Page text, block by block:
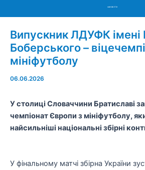
Menu
Випускник ЛДУФК імені
Боберського –
мініфутболу
06.06.2026
У столиці Словаччини Братиславі
чемпіонат Європи з мініфутболу,
найсильніші національні збірні
У фінальному матчі збірна України